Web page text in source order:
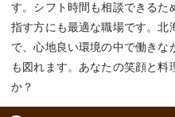
す。シフト時間も相談できるた
指す方にも最適な職場です。北
で、心地良い環境の中で働き
も図れます。あなたの笑顔と
か？